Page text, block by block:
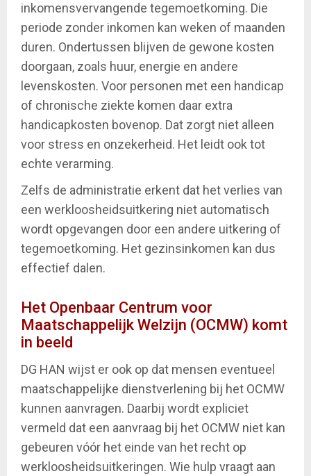
inkomensvervangende tegemoetkoming. Die
periode zonder inkomen kan weken of maanden
duren. Ondertussen blijven de gewone kosten
doorgaan, zoals huur, energie en andere
levenskosten. Voor personen met een handicap
of chronische ziekte komen daar extra
handicapkosten bovenop. Dat zorgt niet alleen
voor stress en onzekerheid. Het leidt ook tot
echte verarming.
Zelfs de administratie erkent dat het verlies van
een werkloosheidsuitkering niet automatisch
wordt opgevangen door een andere uitkering of
tegemoetkoming. Het gezinsinkomen kan dus
effectief dalen.
Het Openbaar Centrum voor
Maatschappelijk Welzijn (OCMW) komt
in beeld
DG HAN wijst er ook op dat mensen eventueel
maatschappelijke dienstverlening bij het OCMW
kunnen aanvragen. Daarbij wordt expliciet
vermeld dat een aanvraag bij het OCMW niet kan
gebeuren vóór het einde van het recht op
werkloosheidsuitkeringen. Wie hulp vraagt aan